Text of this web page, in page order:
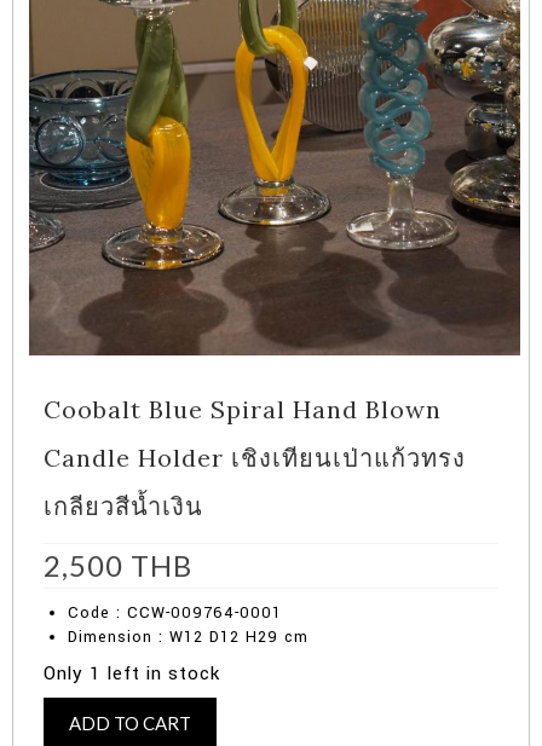
Coobalt Blue Spiral Hand Blown
Candle Holder เชิงเทียนเป่าแก้วทรง
เกลียวสีน้ำเงิน
2,500 THB
Code : CCW-009764-0001
Dimension : W12 D12 H29 cm
Only 1 left in stock
BlueADD TO CART